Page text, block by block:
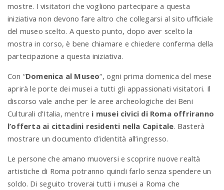
mostre. I visitatori che vogliono partecipare a questa
iniziativa non devono fare altro che collegarsi al sito ufficiale
del museo scelto. A questo punto, dopo aver scelto la
mostra in corso, è bene chiamare e chiedere conferma della
partecipazione a questa iniziativa.
Con “Domenica al Museo“, ogni prima domenica del mese
aprirà le porte dei musei a tutti gli appassionati visitatori. Il
discorso vale anche per le aree archeologiche dei Beni
Culturali d’Italia, mentre i musei civici di Roma offriranno
l’offerta ai cittadini residenti nella Capitale. Basterà
mostrare un documento d’identità all’ingresso.
Le persone che amano muoversi e scoprire nuove realtà
artistiche di Roma potranno quindi farlo senza spendere un
soldo. Di seguito troverai tutti i musei a Roma che